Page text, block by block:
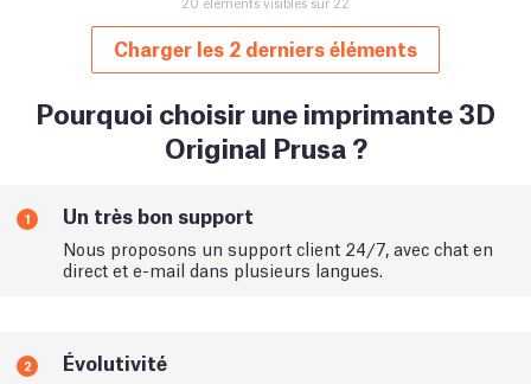
Charger les 2 derniers éléments
Pourquoi choisir une imprimante 3D
Original Prusa ?
1 Un très bon support
Nous proposons un support client 24/7, avec chat en
direct et e-mail dans plusieurs langues.
2 Évolutivité